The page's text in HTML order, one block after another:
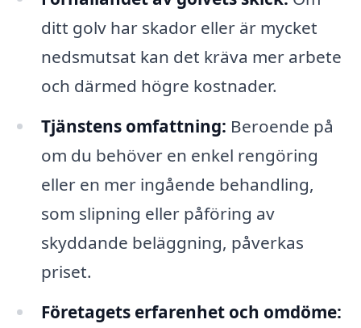
ditt golv har skador eller är mycket
nedsmutsat kan det kräva mer arbete
och därmed högre kostnader.
Tjänstens omfattning: Beroende på
om du behöver en enkel rengöring
eller en mer ingående behandling,
som slipning eller påföring av
skyddande beläggning, påverkas
priset.
Företagets erfarenhet och omdöme: